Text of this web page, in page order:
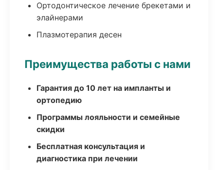
Ортодонтическое лечение брекетами и
элайнерами
Плазмотерапия десен
Преимущества работы с нами
Гарантия до 10 лет на импланты и
ортопедию
Программы лояльности и семейные
скидки
Бесплатная консультация и
диагностика при лечении